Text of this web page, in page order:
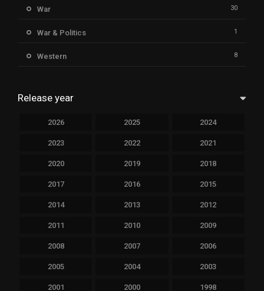
War 30
War & Politics 1
Western 8
Release year
2026 2025 2024
2023 2022 2021
2020 2019 2018
2017 2016 2015
2014 2013 2012
2011 2010 2009
2008 2007 2006
2005 2004 2003
2001 2000 1998